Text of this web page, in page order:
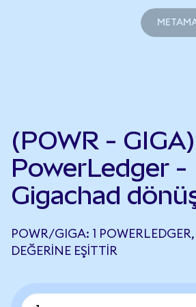
(POWR - GIGA)
PowerLedger -
Gigachad
POWR/GIGA: 1
DEĞERINE EŞITTIR